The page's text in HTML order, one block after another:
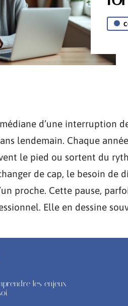
d’une interruption
lendemain. Chaque
le pied ou sortent du
de cap, le besoin de
proche. Cette pause,
Elle en dessine
les enjeux